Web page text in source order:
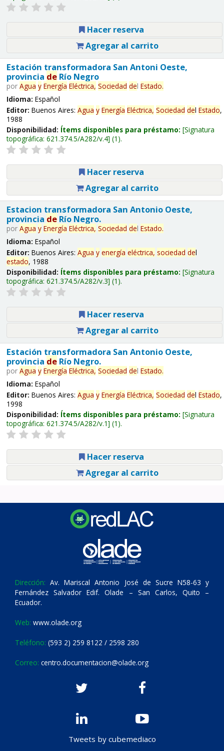
Hacer reserva
Agregar al carrito
Estación transformadora San Antoni Oeste,
provincia deRío Negro
por Agua y Energía Eléctrica, Sociedad del Estado.
Idioma: Español
Editor: Buenos Aires: Agua y Energía Eléctrica, Sociedad del Estado,
1988
Disponibilidad: Ítems disponibles para préstamo: Signatura
topográfica: 621.374.5/A282/v.4 (1).
Hacer reserva
Agregar al carrito
Estacion transformadora San Antonio Oeste,
provincia deRío Negro.
por Agua y Energía Eléctrica, Sociedad del Estado.
Idioma: Español
Editor: Buenos Aires: Agua y energía eléctrica, sociedad del
estado, 1988
Disponibilidad: Ítems disponibles para préstamo: Signatura
topográfica: 621.374.5/A282/v.3 (1).
Hacer reserva
Agregar al carrito
Estación transformadora San Antonio Oeste,
provincia deRío Negro.
por Agua y Energía Eléctrica, Sociedad del Estado.
Idioma: Español
Editor: Buenos Aires: Agua y Energía Eléctrica, Sociedad del Estado,
1998
Disponibilidad: Ítems disponibles para préstamo: Signatura
topográfica: 621.374.5/A282/v.1 (1).
Hacer reserva
Agregar al carrito
Dirección: Av. Mariscal Antonio José de Sucre N58-63 y
Fernández Salvador Edif. Olade – San Carlos, Quito –
Ecuador.
Web: www.olade.org
Teléfono: (593 2) 259 8122 / 2598 280
Correo: centro.documentacion@olade.org
Tweets by cubemediaco